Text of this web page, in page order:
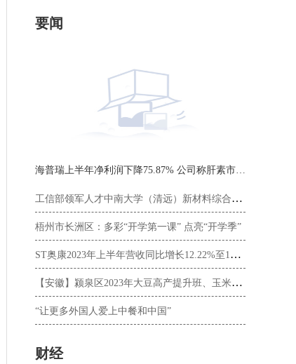
要闻
海普瑞上半年净利润下降75.87% 公司称肝素市场面临终端去库存挑战
工信部领军人才中南大学（清远）新材料综合班结业
梧州市长洲区：多彩“开学第一课” 点亮“开学季”
ST奥康2023年上半年营收同比增长12.22%至16.44亿元，聚焦主品牌，布局中高端皮鞋赛道
【安徽】颍泉区2023年大豆高产提升班、玉米高产提升班开班
“让更多外国人爱上中餐和中国”
财经